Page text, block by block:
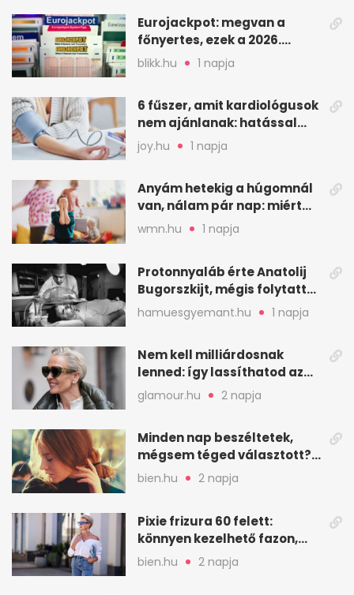
Eurojackpot: megvan a
főnyertes, ezek a 2026.
augusztus 7-i számok
blikk.hu 1 napja
6 fűszer, amit kardiológusok
nem ajánlanak: hatással
lehet a vérnyomásra
joy.hu 1 napja
Anyám hetekig a húgomnál
van, nálam pár nap: miért
fáj ennyire?
wmn.hu 1 napja
Protonnyaláb érte Anatolij
Bugorszkijt, mégis folytatta
a munkát
hamuesgyemant.hu 1 napja
Nem kell milliárdosnak
lenned: így lassíthatod az
öregedést a biológus szerint
glamour.hu 2 napja
Minden nap beszéltetek,
mégsem téged választott?
Ez az érzelmi csapda
bien.hu 2 napja
Pixie frizura 60 felett:
könnyen kezelhető fazon,
ami karaktert ad
bien.hu 2 napja